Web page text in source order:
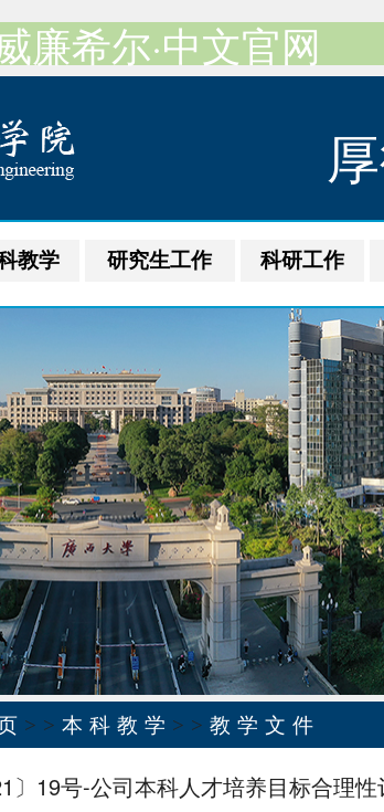
廉希尔·中文官网
教学 研究生工作 科研工作
>> 本科教学 >> 教学文件
〕19号-公司本科人才培养目标合理性